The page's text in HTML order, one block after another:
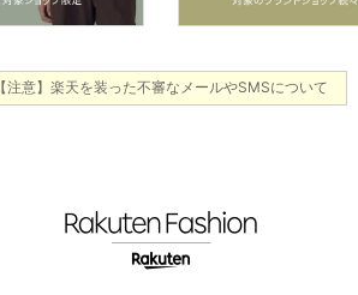
【注意】楽天を装った不審なメールやSMSについて